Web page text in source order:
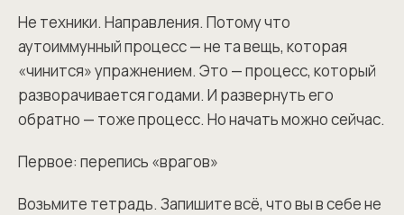
Не техники. Направления. Потому что
аутоиммунный процесс — не та вещь, которая
«чинится» упражнением. Это — процесс, который
разворачивается годами. И развернуть его
обратно — тоже процесс. Но начать можно сейчас.
Первое: перепись «врагов»
Возьмите тетрадь. Запишите всё, что вы в себе не